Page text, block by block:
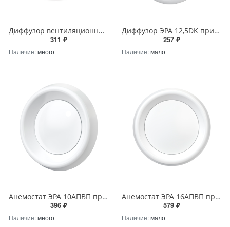
Диффузор вентиляционный Вентс МВ 125 ПФс АBS (Vents)
311 ₽
Наличие:много
Диффузор ЭРА 12,5DK приточно-вытяжной со стопорным кольцом и фланцем D125
257 ₽
Наличие:мало
Анемостат ЭРА 10АПВП приточно-вытяжной регулируемый с фланцем АБС D100
396 ₽
Наличие:много
Анемостат ЭРА 16АПВП приточно-вытяжной регулируемый с фланцем АБС D160
579 ₽
Наличие:мало